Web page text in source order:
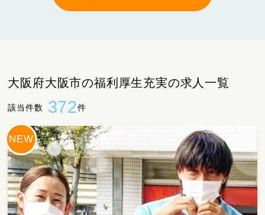
大阪府大阪市の福利厚生充実の求人一覧
該当件数 372件